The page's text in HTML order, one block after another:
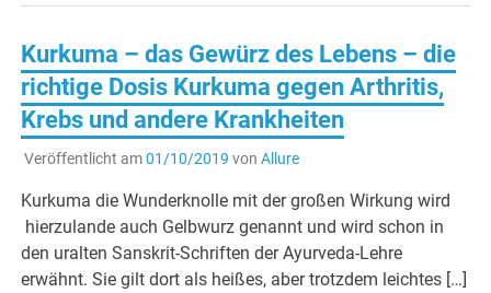
Kurkuma – das Gewürz des Lebens – die
richtige Dosis Kurkuma gegen Arthritis,
Krebs und andere Krankheiten
Veröffentlicht am01/10/2019 von Allure
Kurkuma die Wunderknolle mit der großen Wirkung wird
hierzulande auch Gelbwurz genannt und wird schon in
den uralten Sanskrit-Schriften der Ayurveda-Lehre
erwähnt. Sie gilt dort als heißes, aber trotzdem leichtes […]